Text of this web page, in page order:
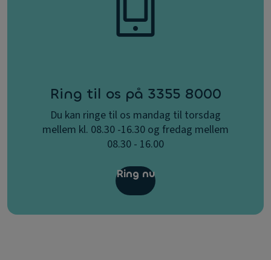
Ring til os på 3355 8000
Du kan ringe til os mandag til torsdag
mellem kl. 08.30 -16.30 og fredag mellem
08.30 - 16.00
Ring nu